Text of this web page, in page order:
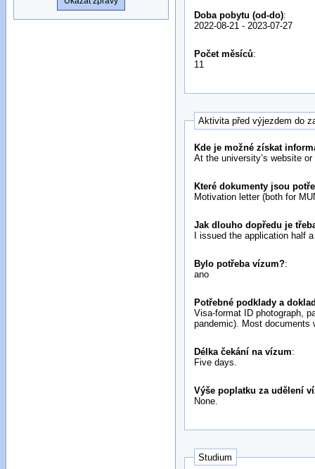
Doba pobytu (od-do):
2022-08-21 - 2023-07-27
Počet měsíců:
11
Aktivita před výjezdem do
Kde je možné získat
At the university’s website
Které dokumenty jsou
Motivation letter (both for
Jak dlouho dopředu je
I issued the application half
Bylo potřeba vízum?:
ano
Potřebné podklady a
Visa-format ID photograph,
pandemic). Most documents
Délka čekání na vízum:
Five days.
Výše poplatku za udělení
None.
Studium